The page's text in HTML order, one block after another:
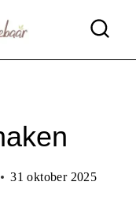
31 oktober 2025